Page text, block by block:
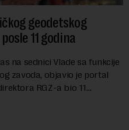
geodetskog
11 godina
na sednici Vlade sa funkcije
zavoda, objavio je portal
RGZ-a bio 11